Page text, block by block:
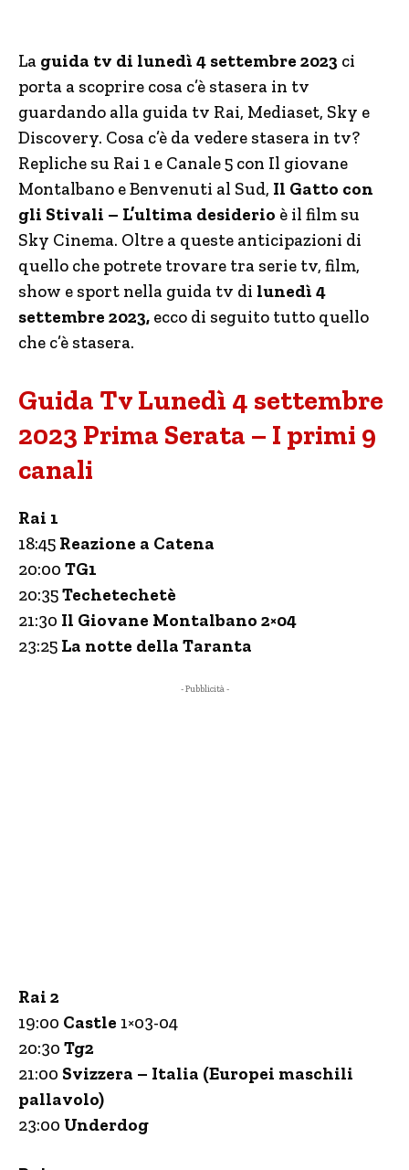
La guida tv di lunedì 4 settembre 2023 ci
porta a scoprire cosa c’è stasera in tv
guardando alla guida tv Rai, Mediaset, Sky e
Discovery. Cosa c’è da vedere stasera in tv?
Repliche su Rai 1 e Canale 5 con Il giovane
Montalbano e Benvenuti al Sud, Il Gatto con
gli Stivali – L’ultima desiderio è il film su
Sky Cinema. Oltre a queste anticipazioni di
quello che potrete trovare tra serie tv, film,
show e sport nella guida tv di lunedì 4
settembre 2023, ecco di seguito tutto quello
che c’è stasera.
Guida Tv Lunedì 4 settembre
2023 Prima Serata – I primi 9
canali
Rai 1
18:45 Reazione a Catena
20:00 TG1
20:35Techetechetè
21:30 Il Giovane Montalbano 2×04
23:25 La notte della Taranta
- Pubblicità -
Rai 2
19:00 Castle 1×03-04
20:30 Tg2
21:00 Svizzera – Italia (Europei maschili
pallavolo)
23:00 Underdog